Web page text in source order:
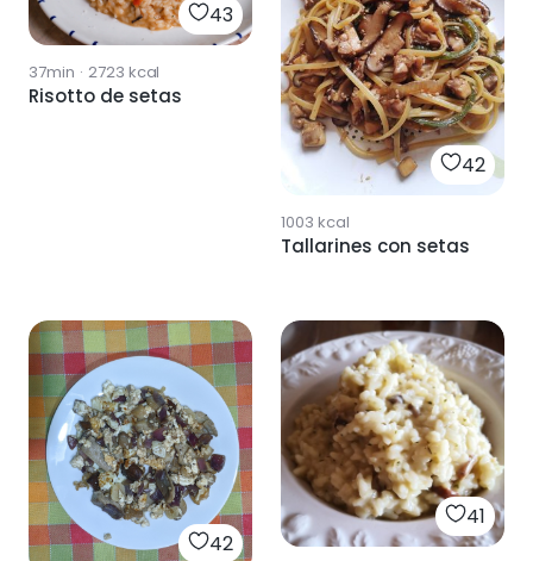
43
37min · 2723 kcal
Risotto de setas
42
1003 kcal
Tallarines con setas
42
41